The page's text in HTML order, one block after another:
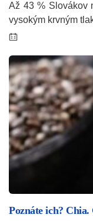
Až 43 % Slovákov
vysokým krvným
Poznáte ich?